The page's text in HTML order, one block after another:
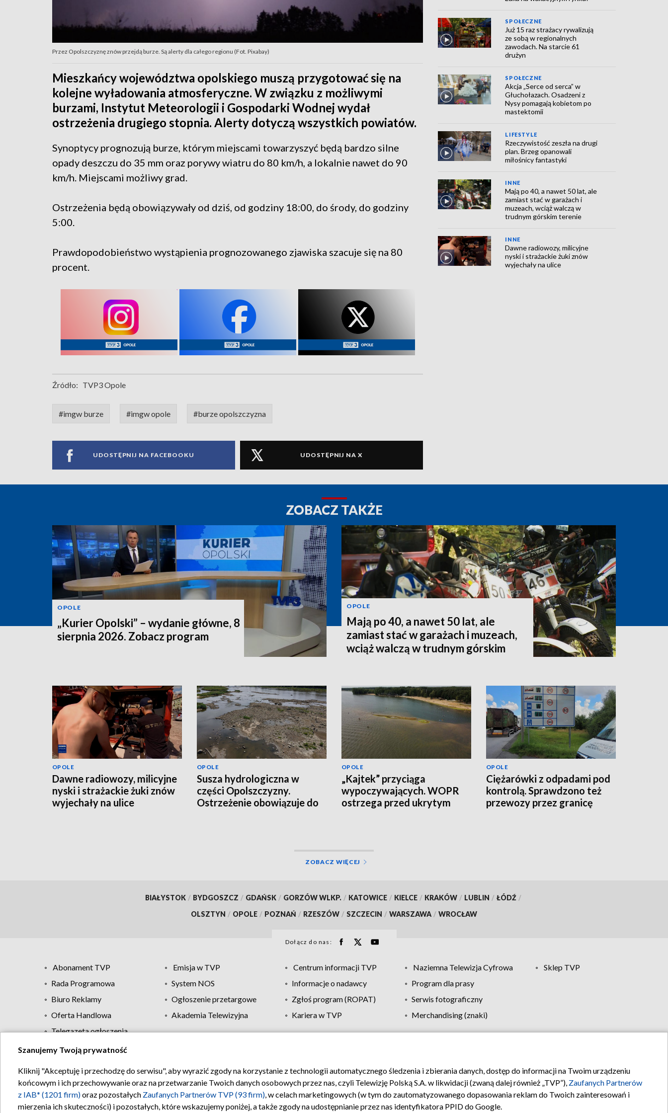
Przez Opolszczyznę znów przejdą burze. Są alerty dla całego regionu (Fot. Pixabay)
Mieszkańcy województwa opolskiego muszą przygotować się na
kolejne wyładowania atmosferyczne. W związku z możliwymi
burzami, Instytut Meteorologii i Gospodarki Wodnej wydał
ostrzeżenia drugiego stopnia. Alerty dotyczą wszystkich powiatów.
Synoptycy prognozują burze, którym miejscami towarzyszyć będą bardzo silne
opady deszczu do 35 mm oraz porywy wiatru do 80 km/h, a lokalnie nawet do 90
km/h. Miejscami możliwy grad.
Ostrzeżenia będą obowiązywały od dziś, od godziny 18:00, do środy, do godziny
5:00.
Prawdopodobieństwo wystąpienia prognozowanego zjawiska szacuje się na 80
procent.
Źródło: TVP3 Opole
#imgw burze #imgw opole #burze opolszczyzna
UDOSTĘPNIJ NA FACEBOOKU UDOSTĘPNIJ NA X
SPOŁECZNE
Już 15 raz strażacy rywalizują
ze sobą w regionalnych
zawodach. Na starcie 61
drużyn
SPOŁECZNE
Akcja „Serce od serca” w
Głuchołazach. Osadzeni z
Nysy pomagają kobietom po
mastektomii
LIFESTYLE
Rzeczywistość zeszła na drugi
plan. Brzeg opanowali
miłośnicy fantastyki
INNE
Mają po 40, a nawet 50 lat, ale
zamiast stać w garażach i
muzeach, wciąż walczą w
trudnym górskim terenie
INNE
Dawne radiowozy, milicyjne
nyski i strażackie żuki znów
wyjechały na ulice
ZOBACZ TAKŻE
OPOLE
„Kurier Opolski” – wydanie główne, 8
sierpnia 2026. Zobacz program
OPOLE
Mają po 40, a nawet 50 lat, ale
zamiast stać w garażach i muzeach,
wciąż walczą w trudnym górskim
OPOLE
Dawne radiowozy, milicyjne
nyski i strażackie żuki znów
wyjechały na ulice
OPOLE
Susza hydrologiczna w
części Opolszczyzny.
Ostrzeżenie obowiązuje do
OPOLE
„Kajtek” przyciąga
wypoczywających. WOPR
ostrzega przed ukrytym
OPOLE
Ciężarówki z odpadami pod
kontrolą. Sprawdzono też
przewozy przez granicę
ZOBACZ WIĘCEJ
BIAŁYSTOK / BYDGOSZCZ / GDAŃSK / GORZÓW WLKP. / KATOWICE / KIELCE / KRAKÓW / LUBLIN / ŁÓDŹ /
OLSZTYN / OPOLE / POZNAŃ / RZESZÓW / SZCZECIN / WARSZAWA / WROCŁAW
Dołącz do nas:
Abonament TVP Emisja w TVP Centrum informacji TVP Naziemna Telewizja Cyfrowa
Sklep TVP
Rada Programowa
System NOS Informacje o nadawcy
Program dla prasy
Biuro Reklamy
Ogłoszenie przetargowe Zgłoś program (ROPAT)
Serwis fotograficzny
Oferta Handlowa
Akademia Telewizyjna Kariera w TVP
Merchandising (znaki)
Telegazeta ogłoszenia
Regulamin TVP Polityka prywatności Moje zgody Pomoc Biuro reklamy Kontakt
Szanujemy Twoją prywatność
Kliknij "Akceptuję i przechodzę do serwisu", aby wyrazić zgody na korzystanie z technologii automatycznego śledzenia i zbierania danych, dostęp do informacji na Twoim urządzeniu
końcowym i ich przechowywanie oraz na przetwarzanie Twoich danych osobowych przez nas, czyli Telewizję Polską S.A. w likwidacji (zwaną dalej również „TVP”), Zaufanych Partnerów
z IAB* (1201 firm)oraz pozostałych Zaufanych Partnerów TVP (93 firm), w celach marketingowych (w tym do zautomatyzowanego dopasowania reklam do Twoich zainteresowań i
mierzenia ich skuteczności) i pozostałych, które wskazujemy poniżej, a także zgody na udostępnianie przez nas identyfikatora PPID do Google.